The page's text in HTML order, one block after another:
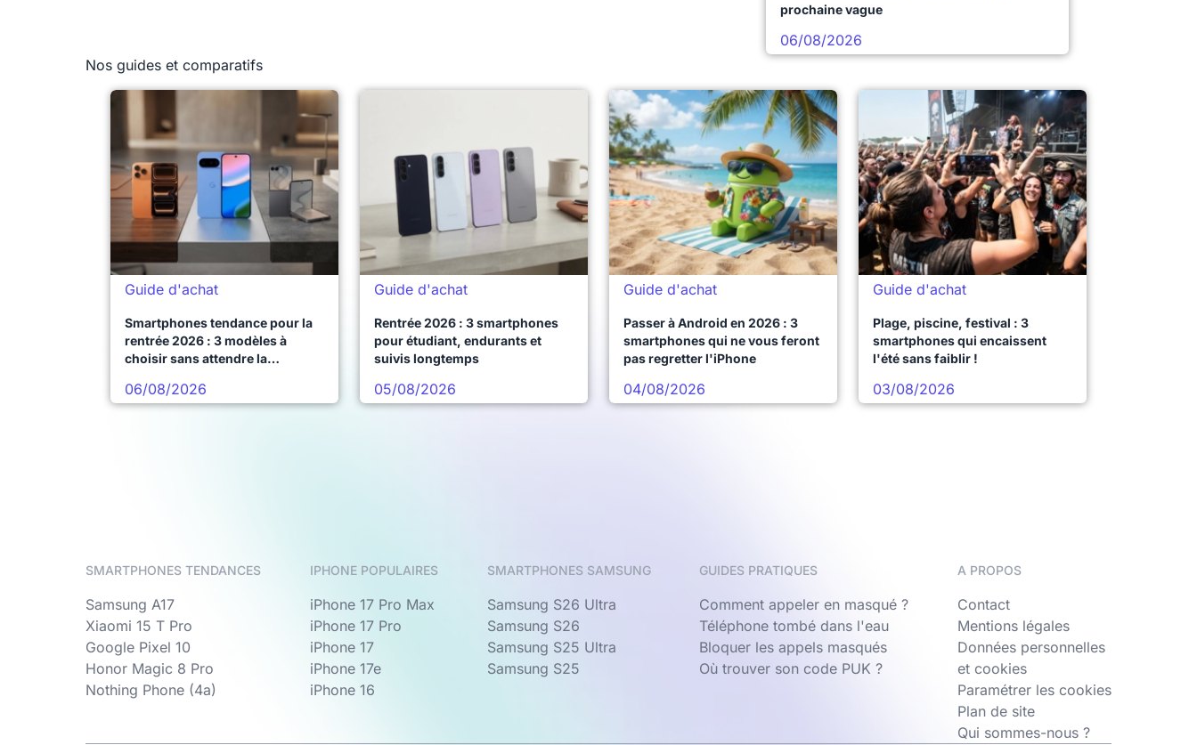
prochaine vague
06/08/2026
Nos guides et comparatifs
Guide d'achat
Smartphones tendance pour la
rentrée 2026 : 3 modèles à
choisir sans attendre la
06/08/2026
Guide d'achat
Rentrée 2026 : 3 smartphones
pour étudiant, endurants et
suivis longtemps
05/08/2026
Guide d'achat
Passer à Android en 2026 : 3
smartphones qui ne vous feront
pas regretter l'iPhone
04/08/2026
Guide d'achat
Plage, piscine, festival : 3
smartphones qui encaissent
l'été sans faiblir !
03/08/2026
SMARTPHONES TENDANCES
Samsung A17
Xiaomi 15 T Pro
Google Pixel 10
Honor Magic 8 Pro
Nothing Phone (4a)
IPHONE POPULAIRES
iPhone 17 Pro Max
iPhone 17 Pro
iPhone 17
iPhone 17e
iPhone 16
SMARTPHONES SAMSUNG
Samsung S26 Ultra
Samsung S26
Samsung S25 Ultra
Samsung S25
GUIDES PRATIQUES
Comment appeler en masqué ?
Téléphone tombé dans l'eau
Bloquer les appels masqués
Où trouver son code PUK ?
A PROPOS
Contact
Mentions légales
Données personnelles
et cookies
Paramétrer les cookies
Plan de site
Qui sommes-nous ?